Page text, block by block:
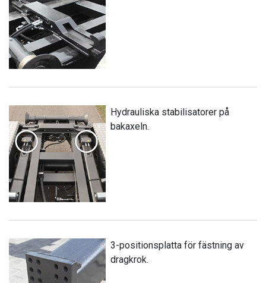
Hydrauliska stabilisatorer på
bakaxeln.
3-positionsplatta för fästning av
dragkrok.